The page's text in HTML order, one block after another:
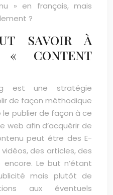
» en français, mais
?
SAVOIR À
« CONTENT
est une stratégie
de façon méthodique
publier de façon à ce
web afin d’acquérir de
peut être des E-
des articles, des
Le but n’étant
mais plutôt de
aux éventuels